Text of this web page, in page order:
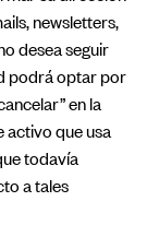
newsletters,
desea seguir
podrá optar por
en la
activo que usa
todavía
a tales